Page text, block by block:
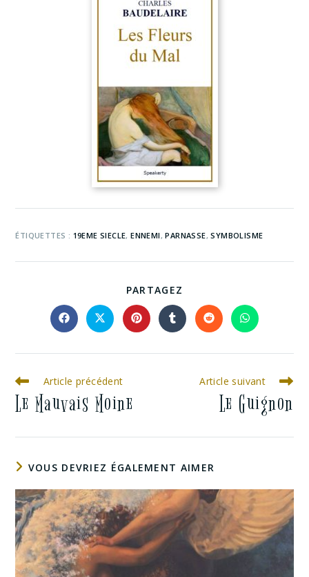
ÉTIQUETTES : 19EME SIECLE, ENNEMI , PARNASSE, SYMBOLISME
PARTAGEZ
Article précédent
Le Mauvais Moine
Article suivant
Le Guignon
VOUS DEVRIEZ ÉGALEMENT AIMER